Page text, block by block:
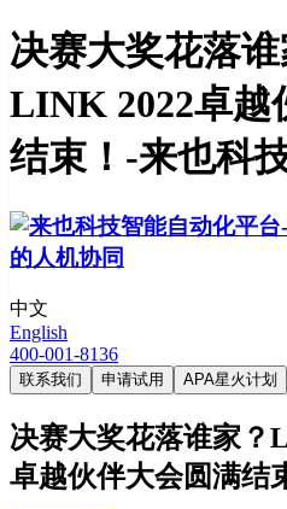
决赛大奖花落
LINK 2022卓越
结束！-来也科
中文
English
400-001-8136
联系我们 申请试用 APA星火计划
决赛大奖花落谁家？
卓越伙伴大会圆满结